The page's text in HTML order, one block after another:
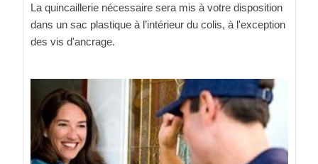
La quincaillerie nécessaire sera mis à votre disposition
dans un sac plastique à l’intérieur du colis, à l'exception
des vis d'ancrage.